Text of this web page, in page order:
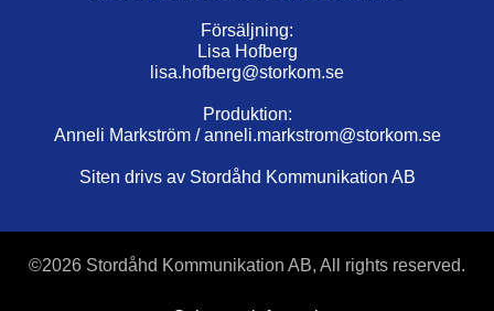
Försäljning:
Lisa Hofberg
lisa.hofberg@storkom.se
Produktion:
Anneli Markström /anneli.markstrom@storkom.se
Siten drivs av Stordåhd Kommunikation AB
©2026 Stordåhd Kommunikation AB, All rights reserved.